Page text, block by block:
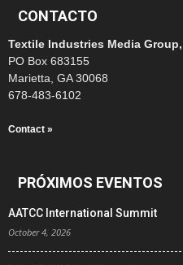
CONTACTO
Textile Industries Media
PO Box 683155
Marietta, GA 30068
678-483-6102
Contact »
PRÓXIMOS EVENTOS
AATCC International Summit
October 4, 2026